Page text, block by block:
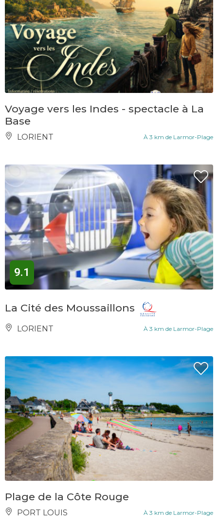
Voyage vers les Indes - spectacle à La
Base
LORIENT À 3 km de Larmor-Plage
9.1
La Cité des Moussaillons
LORIENT À 3 km de Larmor-Plage
Plage de la Côte Rouge
PORT LOUIS À 3 km de Larmor-Plage